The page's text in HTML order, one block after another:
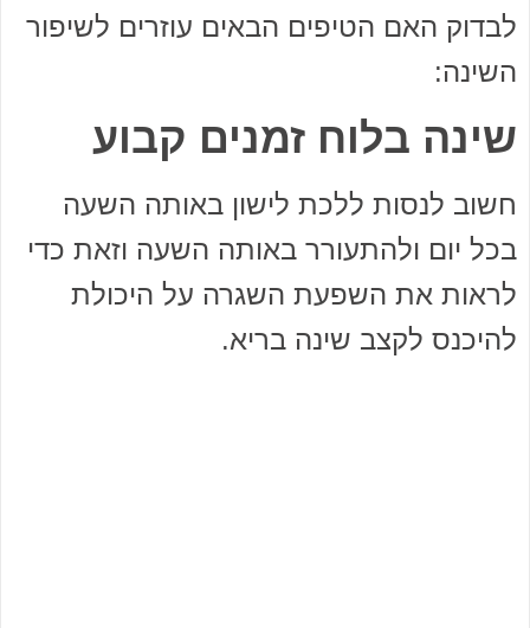
לבדוק האם הטיפים הבאים עוזרים לשיפור
השינה:
שינה בלוח זמנים קבוע
חשוב לנסות ללכת לישון באותה השעה
בכל יום ולהתעורר באותה השעה וזאת כדי
לראות את השפעת השגרה על היכולת
להיכנס לקצב שינה בריא.